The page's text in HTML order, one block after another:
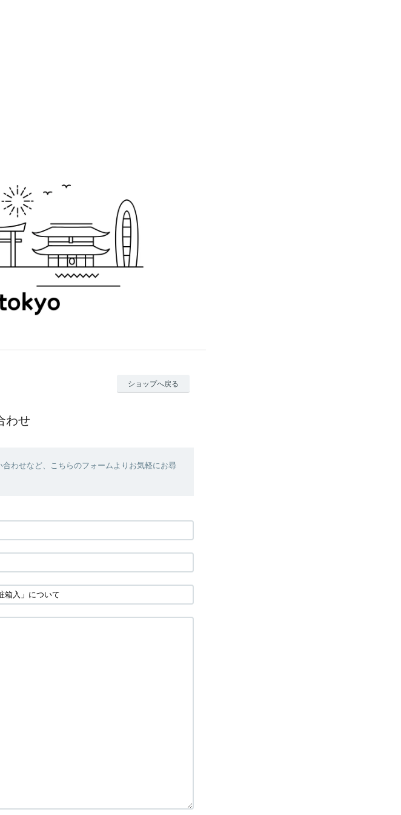
ショップへ戻る
わせ
わせなど、こちらのフォームよりお気軽にお尋